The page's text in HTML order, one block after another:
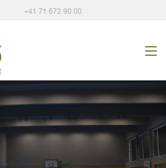
+41 71 672 90 00